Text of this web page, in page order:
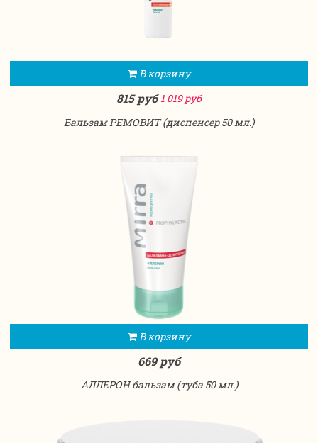
В корзину
815 руб1 019 руб
Бальзам РЕМОВИТ (диспенсер 50 мл.)
В корзину
669 руб
АЛЛЕРОН бальзам (туба 50 мл.)